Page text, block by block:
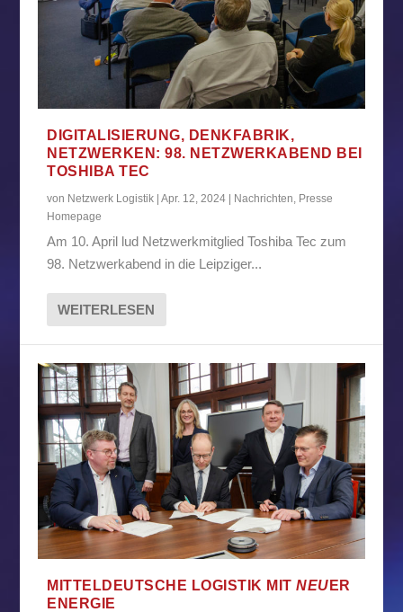
DIGITALISIERUNG, DENKFABRIK,
NETZWERKEN: 98. NETZWERKABEND BEI
TOSHIBA TEC
von Netzwerk Logistik |Apr. 12, 2024 | Nachrichten, Presse
Homepage
Am 10. April lud Netzwerkmitglied Toshiba Tec zum
98. Netzwerkabend in die Leipziger...
WEITERLESEN
MITTELDEUTSCHE LOGISTIK MITNEU ER
ENERGIE